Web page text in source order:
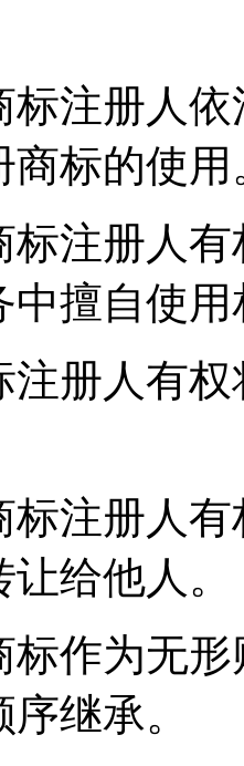
注册人依
商标的使用
注册人有
中擅自使
册人有权
注册人有
给他人。
作为无形
继承。